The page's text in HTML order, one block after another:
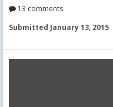
13 comments
Submitted January 13, 2015